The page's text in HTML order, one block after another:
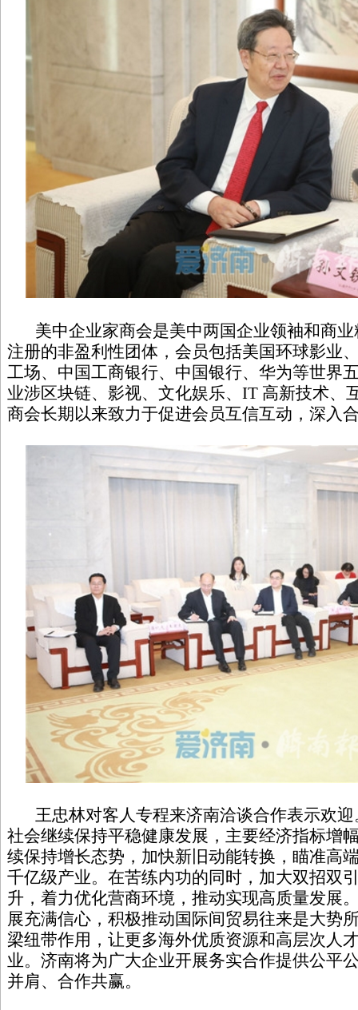
美中企业家商会是美中两国企业领袖和商业
注册的非盈利性团体，会员包括美国环球影业
工场、中国工商银行、中国银行、华为等世界
业涉区块链、影视、文化娱乐、IT 高新技术、
商会长期以来致力于促进会员互信互动，深入
王忠林对客人专程来济南洽谈合作表示欢迎
社会继续保持平稳健康发展，主要经济指标增
续保持增长态势，加快新旧动能转换，瞄准高
千亿级产业。在苦练内功的同时，加大双招双
升，着力优化营商环境，推动实现高质量发展
展充满信心，积极推动国际间贸易往来是大势
梁纽带作用，让更多海外优质资源和高层次人
业。济南将为广大企业开展务实合作提供公平
并肩、合作共赢。